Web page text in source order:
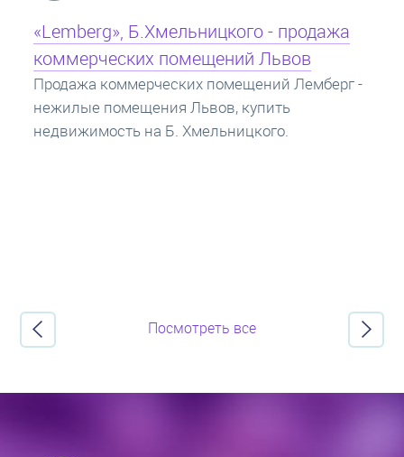
Кредит под залог недвижимости:
ипотека
Ипотека на квартиру - кредит на жилье под
залог недвижимости. Купить в ипотеку - что
нужно знать? Консультация от Экспертов об
Посмотреть все